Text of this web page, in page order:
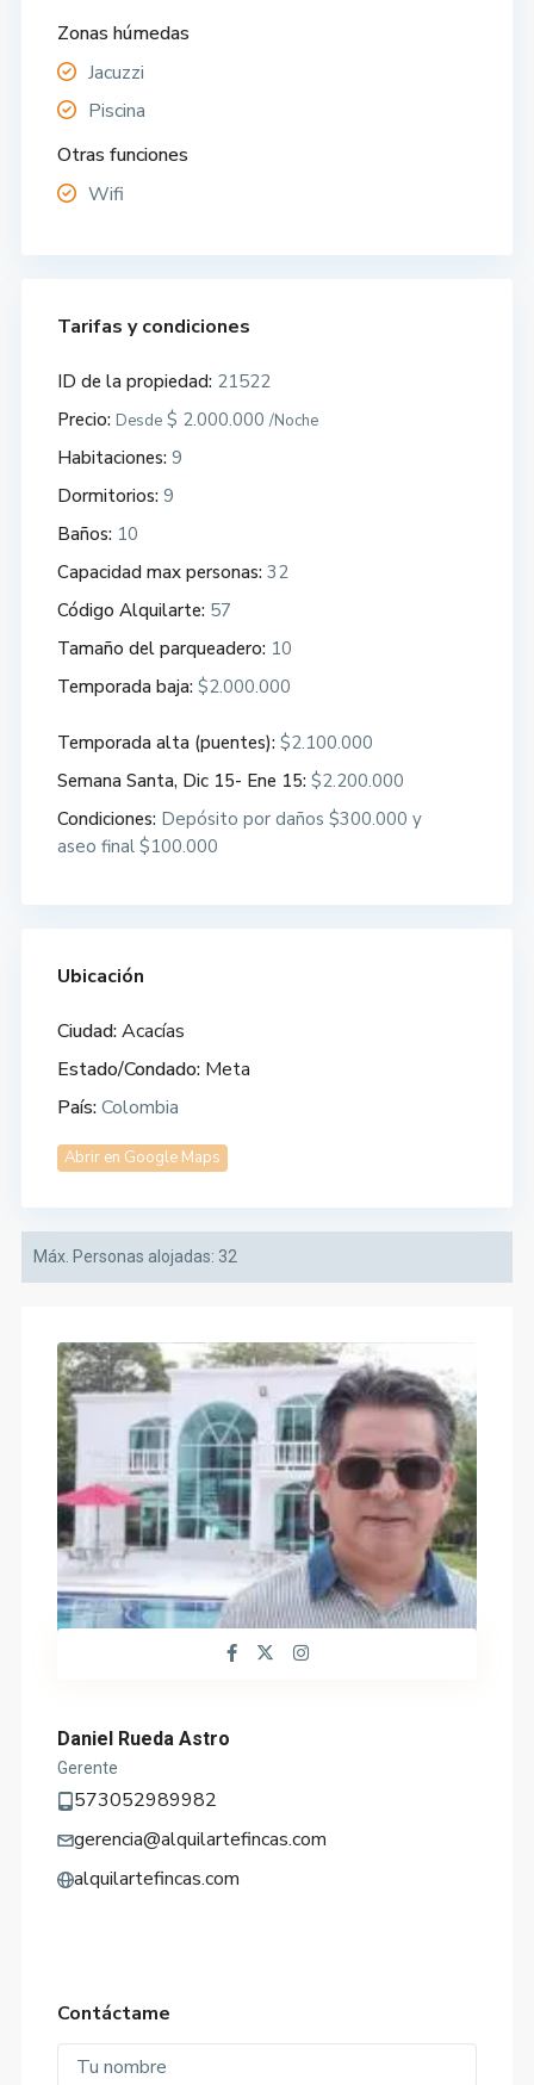
Zonas húmedas
Jacuzzi
Piscina
Otras funciones
Wifi
Tarifas y condiciones
ID de la propiedad: 21522
Precio: Desde $ 2.000.000/Noche
Habitaciones: 9
Dormitorios: 9
Baños: 10
Capacidad max personas: 32
Código Alquilarte: 57
Tamaño del parqueadero: 10
Temporada baja: $2.000.000
Temporada alta (puentes): $2.100.000
Semana Santa, Dic 15- Ene 15: $2.200.000
Condiciones: Depósito por daños $300.000 y
aseo final $100.000
Ubicación
Ciudad:Acacías
Estado/Condado: Meta
País:Colombia
Abrir en Google Maps
Máx. Personas alojadas: 32
Daniel Rueda Astro
Gerente
573052989982
gerencia@alquilartefincas.com
alquilartefincas.com
Contáctame